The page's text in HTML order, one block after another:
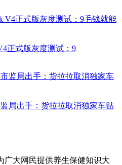
正式版灰度测试：9
局出手：货拉拉取消独家车贴
广大网民提供养生保健知识大